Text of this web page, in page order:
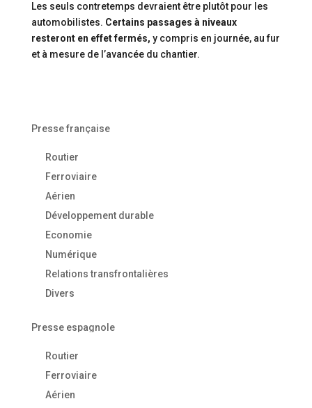
Les seuls contretemps devraient être plutôt pour les
automobilistes. Certains passages à niveaux
resteront en effet fermés, y compris en journée, au fur
et à mesure de l’avancée du chantier.
Presse française
Routier
Ferroviaire
Aérien
Développement durable
Economie
Numérique
Relations transfrontalières
Divers
Presse espagnole
Routier
Ferroviaire
Aérien